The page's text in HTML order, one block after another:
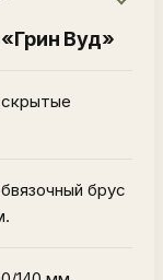
Вуд»
, скрытые
брус